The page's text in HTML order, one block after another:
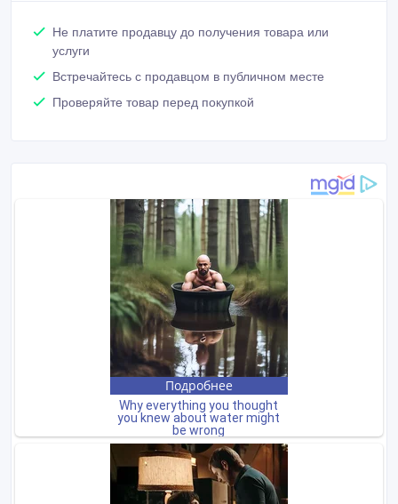
Не платите продавцу до получения товара или
услуги
Встречайтесь с продавцом в публичном месте
Проверяйте товар перед покупкой